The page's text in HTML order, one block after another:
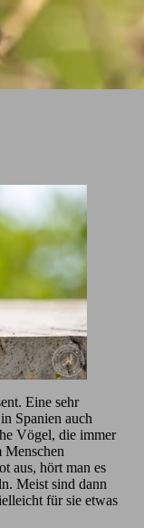
Eine sehr
Spanien auch
Vögel, die immer
Menschen
aus, hört man es
Meist sind dann
für sie etwas